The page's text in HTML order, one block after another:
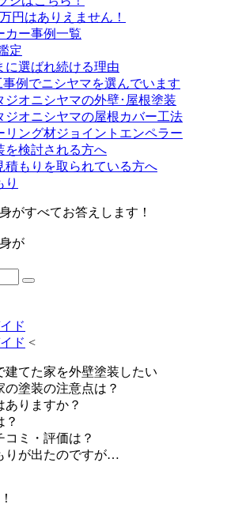
がすべてお答えします！
が
<
建てた家を外壁塗装したい
の塗装の注意点は？
ありますか？
？
ミ・評価は？
りが出たのですが…